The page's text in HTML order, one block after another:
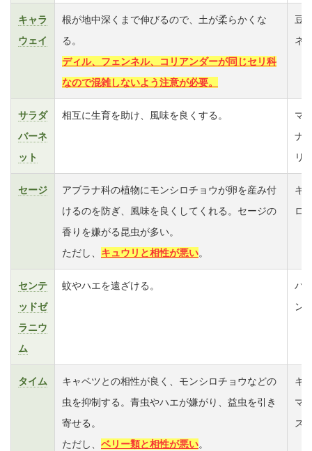
キャラ
ウェイ
根が地中深くまで伸びるので、土が柔らかくな
る。
ディル、フェンネル、コリアンダーが同じセリ科
なので混雑しないよう注意が必要。
豆
ネ
サラダ
バーネ
ット
相互に生育を助け、風味を良くする。
マ
ナ
リ
セージ
アブラナ科の植物にモンシロチョウが卵を産み付
けるのを防ぎ、風味を良くしてくれる。セージの
香りを嫌がる昆虫が多い。
ただし、 キュウリと相性が悪い。
キ
ロ
センテ
ッドゼ
ラニウ
ム
蚊やハエを遠ざける。
バ
ン
タイム
キャベツとの相性が良く、モンシロチョウなどの
虫を抑制する。青虫やハエが嫌がり、益虫を引き
寄せる。
ただし、 ベリー類と相性が悪い。
キ
マ
ス